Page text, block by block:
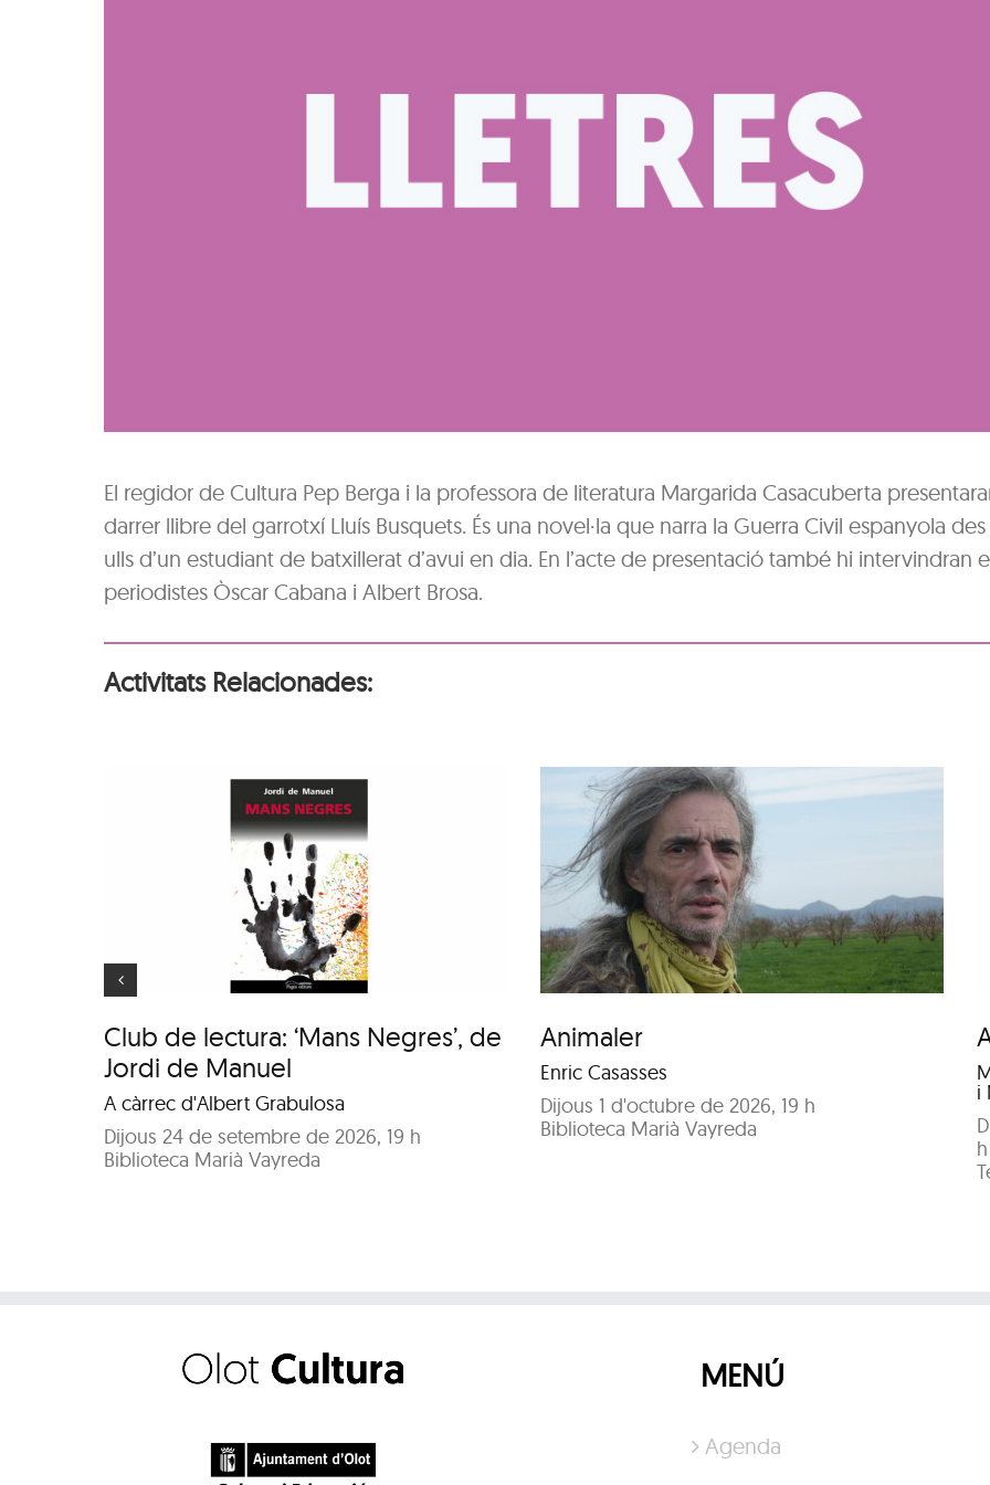
El regidor de Cultura Pep Berga i la professora de literatura Margarida Casacuberta
darrer llibre del garrotxí Lluís Busquets. És una novel·la que narra la Guerra Civil espanyola
ulls d’un estudiant de batxillerat d’avui en dia. En l’acte de presentació també hi intervindran
periodistes Òscar Cabana i Albert Brosa.
Activitats Relacionades:
Club de lectura: ‘Mans Negres’, de
Jordi de Manuel
A càrrec d'Albert Grabulosa
Dijous 24 de setembre de 2026, 19 h
Biblioteca Marià Vayreda
Animaler
Animaler
Enric Casasses
Dijous 1 d'octubre de 2026, 19 h
Biblioteca Marià Vayreda
Aura
i
h
MENÚ
Agenda